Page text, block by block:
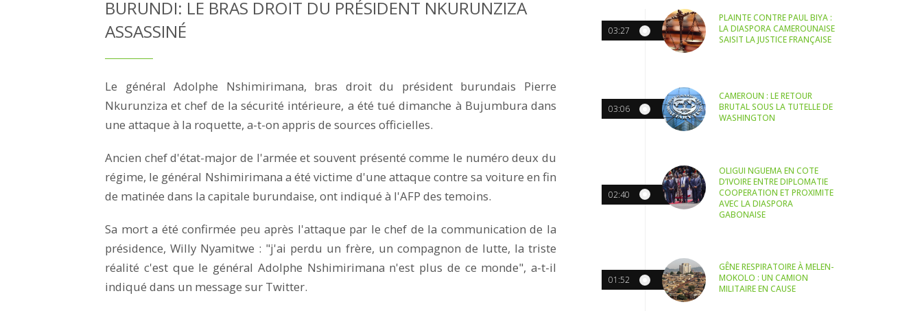
BURUNDI: LE BRAS DROIT DU PRÉSIDENT NKURUNZIZA
ASSASSINÉ
Le général Adolphe Nshimirimana, bras droit du président burundais Pierre
Nkurunziza et chef de la sécurité intérieure, a été tué dimanche à Bujumbura dans
une attaque à la roquette, a-t-on appris de sources officielles.
Ancien chef d'état-major de l'armée et souvent présenté comme le numéro deux du
régime, le général Nshimirimana a été victime d'une attaque contre sa voiture en fin
de matinée dans la capitale burundaise, ont indiqué à l'AFP des temoins.
Sa mort a été confirmée peu après l'attaque par le chef de la communication de la
présidence, Willy Nyamitwe : "j'ai perdu un frère, un compagnon de lutte, la triste
réalité c'est que le général Adolphe Nshimirimana n'est plus de ce monde", a-t-il
indiqué dans un message sur Twitter.
03:27
PLAINTE CONTRE PAUL BIYA :
LA DIASPORA CAMEROUNAISE
SAISIT LA JUSTICE FRANÇAISE
03:06
CAMEROUN : LE RETOUR
BRUTAL SOUS LA TUTELLE DE
WASHINGTON
02:40
OLIGUI NGUEMA EN COTE
D’IVOIRE ENTRE DIPLOMATIE
COOPERATION ET PROXIMITE
AVEC LA DIASPORA
GABONAISE
01:52
GÊNE RESPIRATOIRE À MELEN-
MOKOLO : UN CAMION
MILITAIRE EN CAUSE